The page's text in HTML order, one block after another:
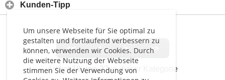
Um unsere Webseite für Sie optimal zu
gestalten und fortlaufend verbessern zu
können, verwenden wir Cookies. Durch
die weitere Nutzung der Webseite
stimmen Sie der Verwendung von
Kunden-Tipp
<< < > >>
Artikel18 von 27in dieser Kategorie